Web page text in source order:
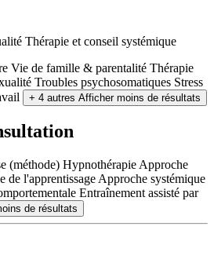
Thérapie et conseil systémique
Vie de famille & parentalité Thérapie
Troubles psychosomatiques Stress
+ 4 autres Afficher moins de résultats
(méthode) Hypnothérapie Approche
de l'apprentissage Approche systémique
Entraînement assisté par
de résultats